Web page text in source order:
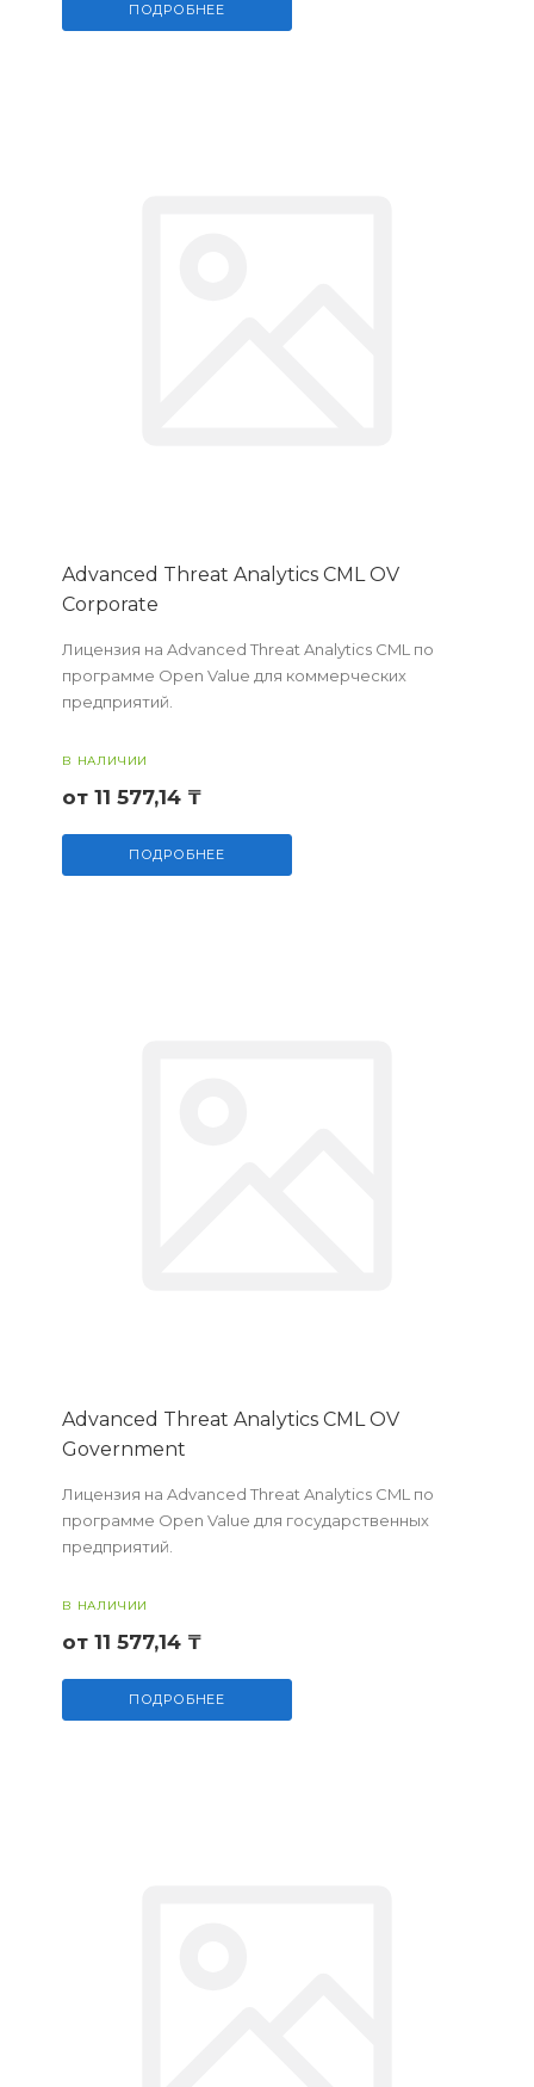
ПОДРОБНЕЕ
Advanced Threat Analytics CML OV
Corporate
Лицензия на Advanced Threat Analytics CML по
программе Open Value для коммерческих
предприятий.
В НАЛИЧИИ
от 11 577,14 ₸
ПОДРОБНЕЕ
Advanced Threat Analytics CML OV
Government
Лицензия на Advanced Threat Analytics CML по
программе Open Value для государственных
предприятий.
В НАЛИЧИИ
от 11 577,14 ₸
ПОДРОБНЕЕ